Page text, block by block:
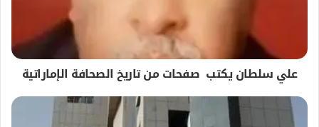
علي سلطان يكتب صفحات من تاريخ الصحافة الإماراتية